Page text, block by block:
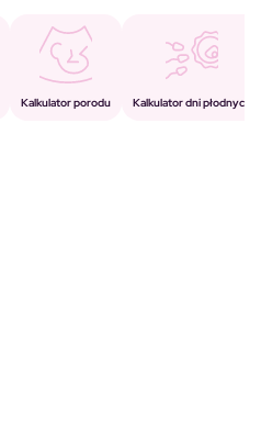
Kalkulator porodu Kalkulator dni płodnych